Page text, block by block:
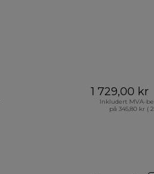
1 729,00 kr
Inkludert MVA-
på 345,80 kr (